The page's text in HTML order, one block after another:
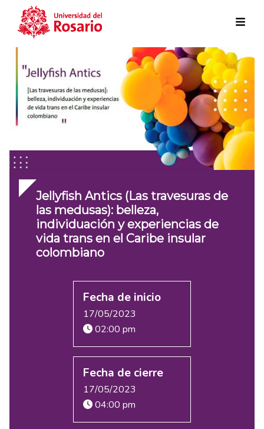
Jellyfish Antics (Las travesuras de
las medusas): belleza,
individuación y experiencias de
vida trans en el Caribe insular
colombiano
Fecha de inicio
17/05/2023
02:00 pm
Fecha de cierre
17/05/2023
04:00 pm